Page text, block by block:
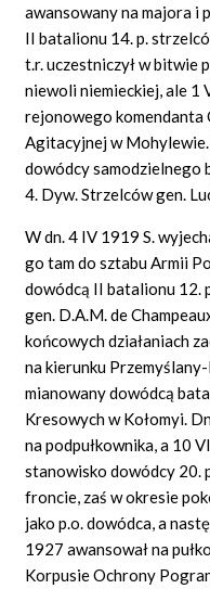
awansowany na majora i
II batalionu 14. p.
t.r. uczestniczył w bitwie
niewoli niemieckiej, ale 1
rejonowego
Agitacyjnej w
dowódcy samodzielnego
4. Dyw. Strzelców gen.
W dn. 4 IV 1919 S.
go tam do sztabu Armii
dowódcą II batalionu 12.
gen. D.A.M. de
końcowych działaniach
na kierunku
mianowany dowódcą
Kresowych w Kołomyi.
na podpułkownika, a 10
stanowisko dowódcy 20.
froncie, zaś w okresie
jako p.o. dowódca, a
1927 awansował na
Korpusie Ochrony